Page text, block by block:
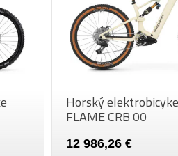
Horský
FLAME CRB 00
12 986,26 €